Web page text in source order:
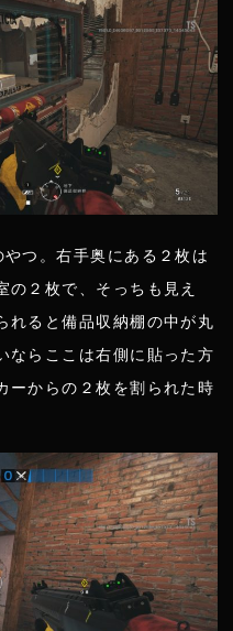
つ。右手奥にある２枚は
の２枚で、そっちも見え
れると備品収納棚の中が丸
ならここは右側に貼った方
ーからの２枚を割られた時